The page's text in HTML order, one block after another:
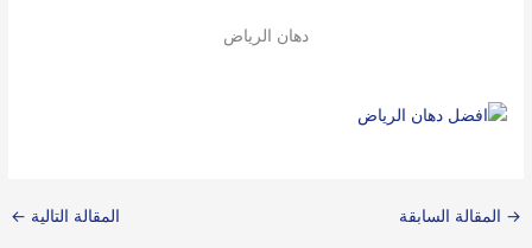
دهان الرياض
→ المقالة السابقة المقالة التالية ←